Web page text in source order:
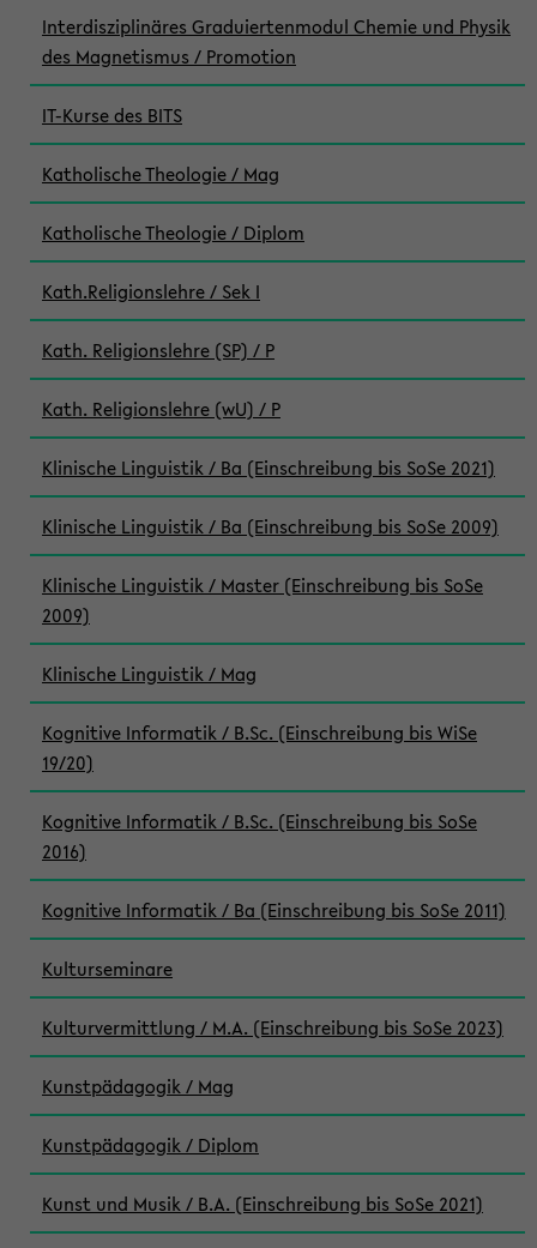
Interdisziplinäres Graduiertenmodul Chemie und Physik
des Magnetismus / Promotion
IT-Kurse des BITS
Katholische Theologie / Mag
Katholische Theologie / Diplom
Kath.Religionslehre / Sek I
Kath. Religionslehre (SP) / P
Kath. Religionslehre (wU) / P
Klinische Linguistik / Ba (Einschreibung bis SoSe 2021)
Klinische Linguistik / Ba (Einschreibung bis SoSe 2009)
Klinische Linguistik / Master (Einschreibung bis SoSe
2009)
Klinische Linguistik / Mag
Kognitive Informatik / B.Sc. (Einschreibung bis WiSe
19/20)
Kognitive Informatik / B.Sc. (Einschreibung bis SoSe
2016)
Kognitive Informatik / Ba (Einschreibung bis SoSe 2011)
Kulturseminare
Kulturvermittlung / M.A. (Einschreibung bis SoSe 2023)
Kunstpädagogik / Mag
Kunstpädagogik / Diplom
Kunst und Musik / B.A. (Einschreibung bis SoSe 2021)